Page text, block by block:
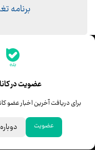
برنامه
عضویت در
برای دریافت آخرین اخبار عضو
عضویت
جدیدترین قیمت‌ها
خبرهای مهم